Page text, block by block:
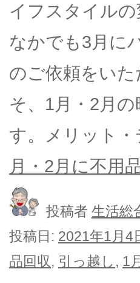
イフスタイル
なかでも3月に
のご依頼をい
そ、1月・2月
す。メリット
月・2月に不用
投稿者 生活総
投稿日: 2021年1月4
品回収, 引っ越し , 1月